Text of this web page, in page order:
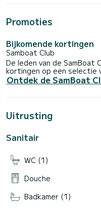
Promoties
Bijkomende kortingen
Samboat Club
De leden van de SamBoat
kortingen op een selectie
Ontdek de SamBoat
Uitrusting
Sanitair
WC (1)
Douche
Badkamer (1)